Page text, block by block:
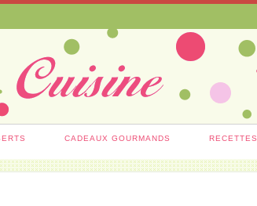
CADEAUX GOURMANDS